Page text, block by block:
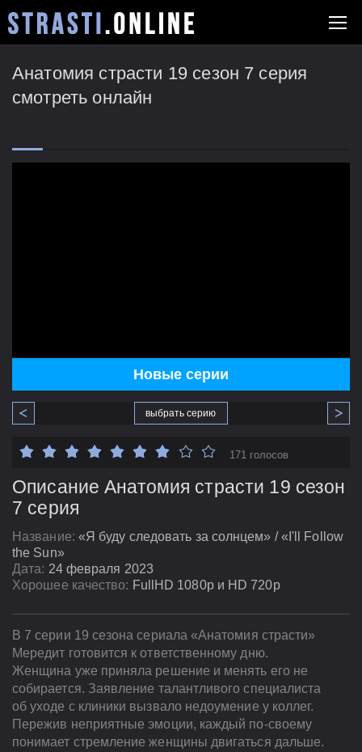
Анатомия страсти 19 сезон 7 серия
смотреть онлайн
Новые серии
выбрать серию
Описание Анатомия страсти 19 сезон
7 серия
Название: «Я буду следовать за солнцем» / «I'll Follow
the Sun»
Дата: 24 февраля 2023
Хорошее качество: FullHD 1080p и HD 720p
171 голосов
В 7 серии 19 сезона сериала «Анатомия страсти»
Мередит готовится к ответственному дню.
Женщина уже приняла решение и менять его не
собирается. Заявление талантливого специалиста
об уходе с клиники вызвало недоумение у коллег.
Пережив неприятные эмоции, каждый по-своему
понимает стремление женщины двигаться дальше.